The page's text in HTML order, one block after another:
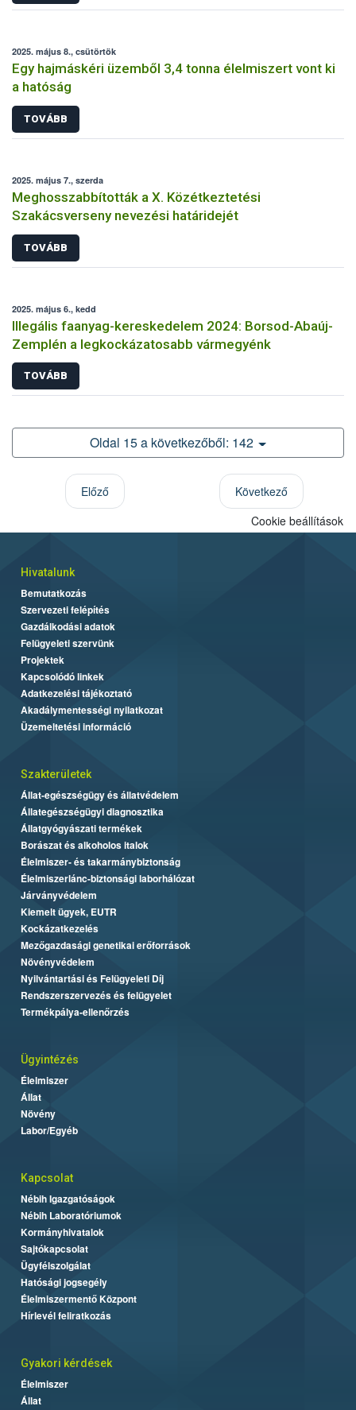
2025. május 8., csütörtök
Egy hajmáskéri üzemből 3,4 tonna élelmiszert vont ki
a hatóság
TOVÁBB
2025. május 7., szerda
Meghosszabbították a X. Közétkeztetési
Szakácsverseny nevezési határidejét
TOVÁBB
2025. május 6., kedd
Illegális faanyag-kereskedelem 2024: Borsod-Abaúj-
Zemplén a legkockázatosabb vármegyénk
TOVÁBB
Oldal 15 a következőből: 142
Előző
Következő
Cookie beállítások
Hivatalunk
Bemutatkozás
Szervezeti felépítés
Gazdálkodási adatok
Felügyeleti szervünk
Projektek
Kapcsolódó linkek
Adatkezelési tájékoztató
Akadálymentességi nyilatkozat
Üzemeltetési információ
Szakterületek
Állat-egészségügy és állatvédelem
Állategészségügyi diagnosztika
Állatgyógyászati termékek
Borászat és alkoholos italok
Élelmiszer- és takarmánybiztonság
Élelmiszerlánc-biztonsági laborhálózat
Járványvédelem
Kiemelt ügyek, EUTR
Kockázatkezelés
Mezőgazdasági genetikai erőforrások
Növényvédelem
Nyilvántartási és Felügyeleti Díj
Rendszerszervezés és felügyelet
Termékpálya-ellenőrzés
Ügyintézés
Élelmiszer
Állat
Növény
Labor/Egyéb
Kapcsolat
Nébih Igazgatóságok
Nébih Laboratóriumok
Kormányhivatalok
Sajtókapcsolat
Ügyfélszolgálat
Hatósági jogsegély
Élelmiszermentő Központ
Hírlevél feliratkozás
Gyakori kérdések
Élelmiszer
Állat